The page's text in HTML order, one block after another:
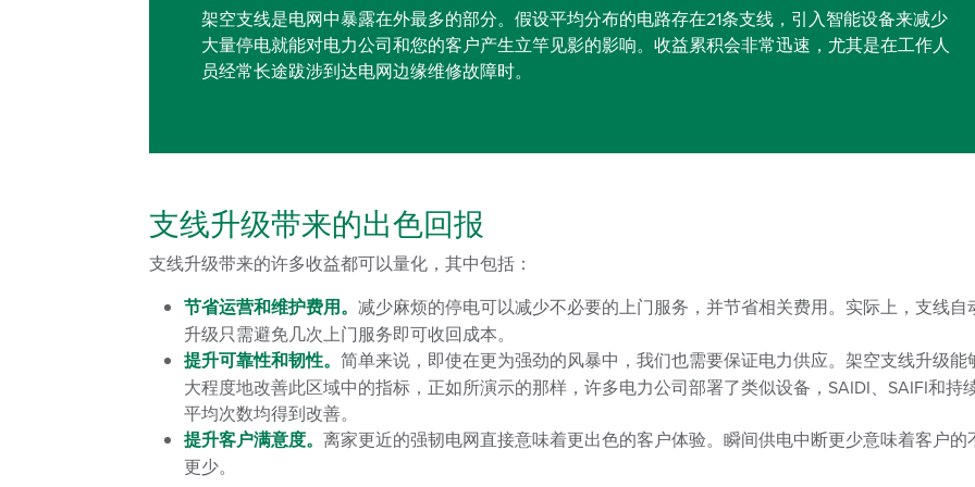
架空支线是电网中暴露在外最多的部分。假设平均分布的电路存在21条支线，引入智能设备来减少
大量停电就能对电力公司和您的客户产生立竿见影的影响。收益累积会非常迅速，尤其是在工作人
员经常长途跋涉到达电网边缘维修故障时。
支线升级带来的出色回报
支线升级带来的许多收益都可以量化，其中包括：
节省运营和维护费用。 减少麻烦的停电可以减少不必要的上门服务，并节省相关费用。实际上，支线自
升级只需避免几次上门服务即可收回成本。
提升可靠性和韧性。 简单来说，即使在更为强劲的风暴中，我们也需要保证电力供应。架空支线升级能
大程度地改善此区域中的指标，正如所演示的那样，许多电力公司部署了类似设备，SAIDI、SAIFI和持
平均次数均得到改善。
提升客户满意度。 离家更近的强韧电网直接意味着更出色的客户体验。瞬间供电中断更少意味着客户的
更少。